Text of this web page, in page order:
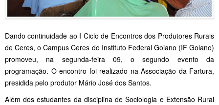
Dando continuidade ao I Ciclo de Encontros dos Produtores Rurais
de Ceres, o Campus Ceres do Instituto Federal Goiano (IF Goiano)
promoveu, na segunda-feira 09, o segundo evento da
programação. O encontro foi realizado na Associação da Fartura,
presidida pelo produtor Mário José dos Santos.
Além dos estudantes da disciplina de Sociologia e Extensão Rural